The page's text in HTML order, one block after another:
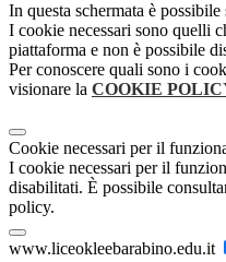
In questa schermata è
I cookie necessari sono quelli
piattaforma e non è possibile
Per conoscere quali sono i
visionare la COOKIE
Cookie necessari per il
I cookie necessari per il
disabilitati. È possibile
policy.
www.liceokleebarabino.edu.it